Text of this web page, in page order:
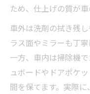
ため、仕上げの質が
車外は洗剤の拭き残
ラス面やミラーも丁
一方、車内は掃除機
ュボードやドアポケ
間を保てます。実際